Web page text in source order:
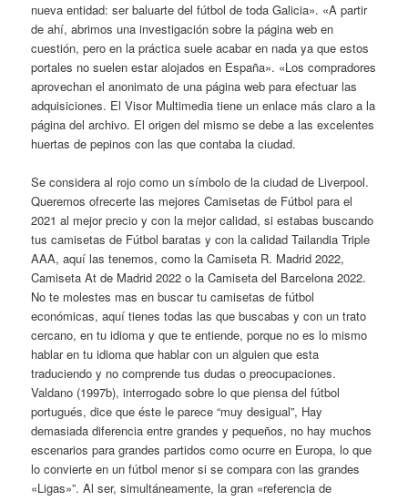
nueva entidad: ser baluarte del fútbol de toda Galicia». «A partir
de ahí, abrimos una investigación sobre la página web en
cuestión, pero en la práctica suele acabar en nada ya que estos
portales no suelen estar alojados en España». «Los compradores
aprovechan el anonimato de una página web para efectuar las
adquisiciones. El Visor Multimedia tiene un enlace más claro a la
página del archivo. El origen del mismo se debe a las excelentes
huertas de pepinos con las que contaba la ciudad.
Se considera al rojo como un símbolo de la ciudad de Liverpool.
Queremos ofrecerte las mejores Camisetas de Fútbol para el
2021 al mejor precio y con la mejor calidad, si estabas buscando
tus camisetas de Fútbol baratas y con la calidad Tailandia Triple
AAA, aquí las tenemos, como la Camiseta R. Madrid 2022,
Camiseta At de Madrid 2022 o la Camiseta del Barcelona 2022.
No te molestes mas en buscar tu camisetas de fútbol
económicas, aquí tienes todas las que buscabas y con un trato
cercano, en tu idioma y que te entiende, porque no es lo mismo
hablar en tu idioma que hablar con un alguien que esta
traduciendo y no comprende tus dudas o preocupaciones.
Valdano (1997b), interrogado sobre lo que piensa del fútbol
portugués, dice que éste le parece “muy desigual”, Hay
demasiada diferencia entre grandes y pequeños, no hay muchos
escenarios para grandes partidos como ocurre en Europa, lo que
lo convierte en un fútbol menor si se compara con las grandes
«Ligas»”. Al ser, simultáneamente, la gran «referencia de